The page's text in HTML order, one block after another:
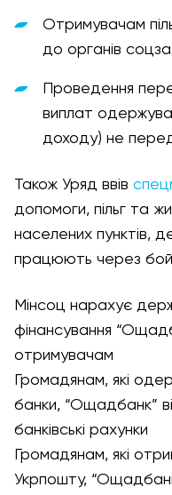
Отримувачам
до органів
Проведення
виплат
доходу) не
Також Уряд ввів
допомоги, пільг та
населених пунктів,
працюють через
Мінсоц нарахує
фінансування
отримувачам
Громадянам, які
банки, “Ощадбанк”
банківські рахунки
Громадянам, які
Укрпошту,